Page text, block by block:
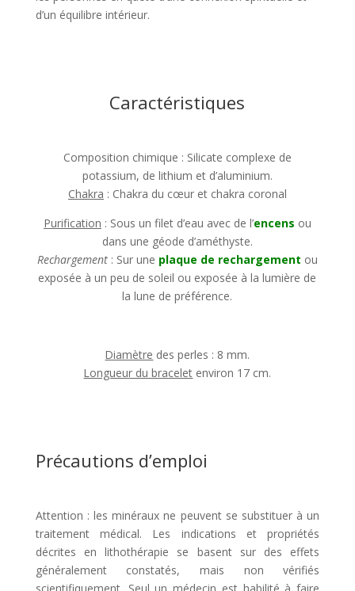
d’un équilibre intérieur.
Caractéristiques
Composition chimique : Silicate complexe de
potassium, de lithium et d’aluminium.
Chakra : Chakra du cœur et chakra coronal
Purification : Sous un filet d’eau avec de l’encens ou
dans une géode d’améthyste.
Rechargement: Sur une plaque de rechargement ou
exposée à un peu de soleil ou exposée à la lumière de
la lune de préférence.
Diamètre des perles : 8 mm.
Longueur du bracelet environ 17 cm.
Précautions d’emploi
Attention : les minéraux ne peuvent se substituer à un
traitement médical. Les indications et propriétés
décrites en lithothérapie se basent sur des effets
généralement constatés, mais non vérifiés